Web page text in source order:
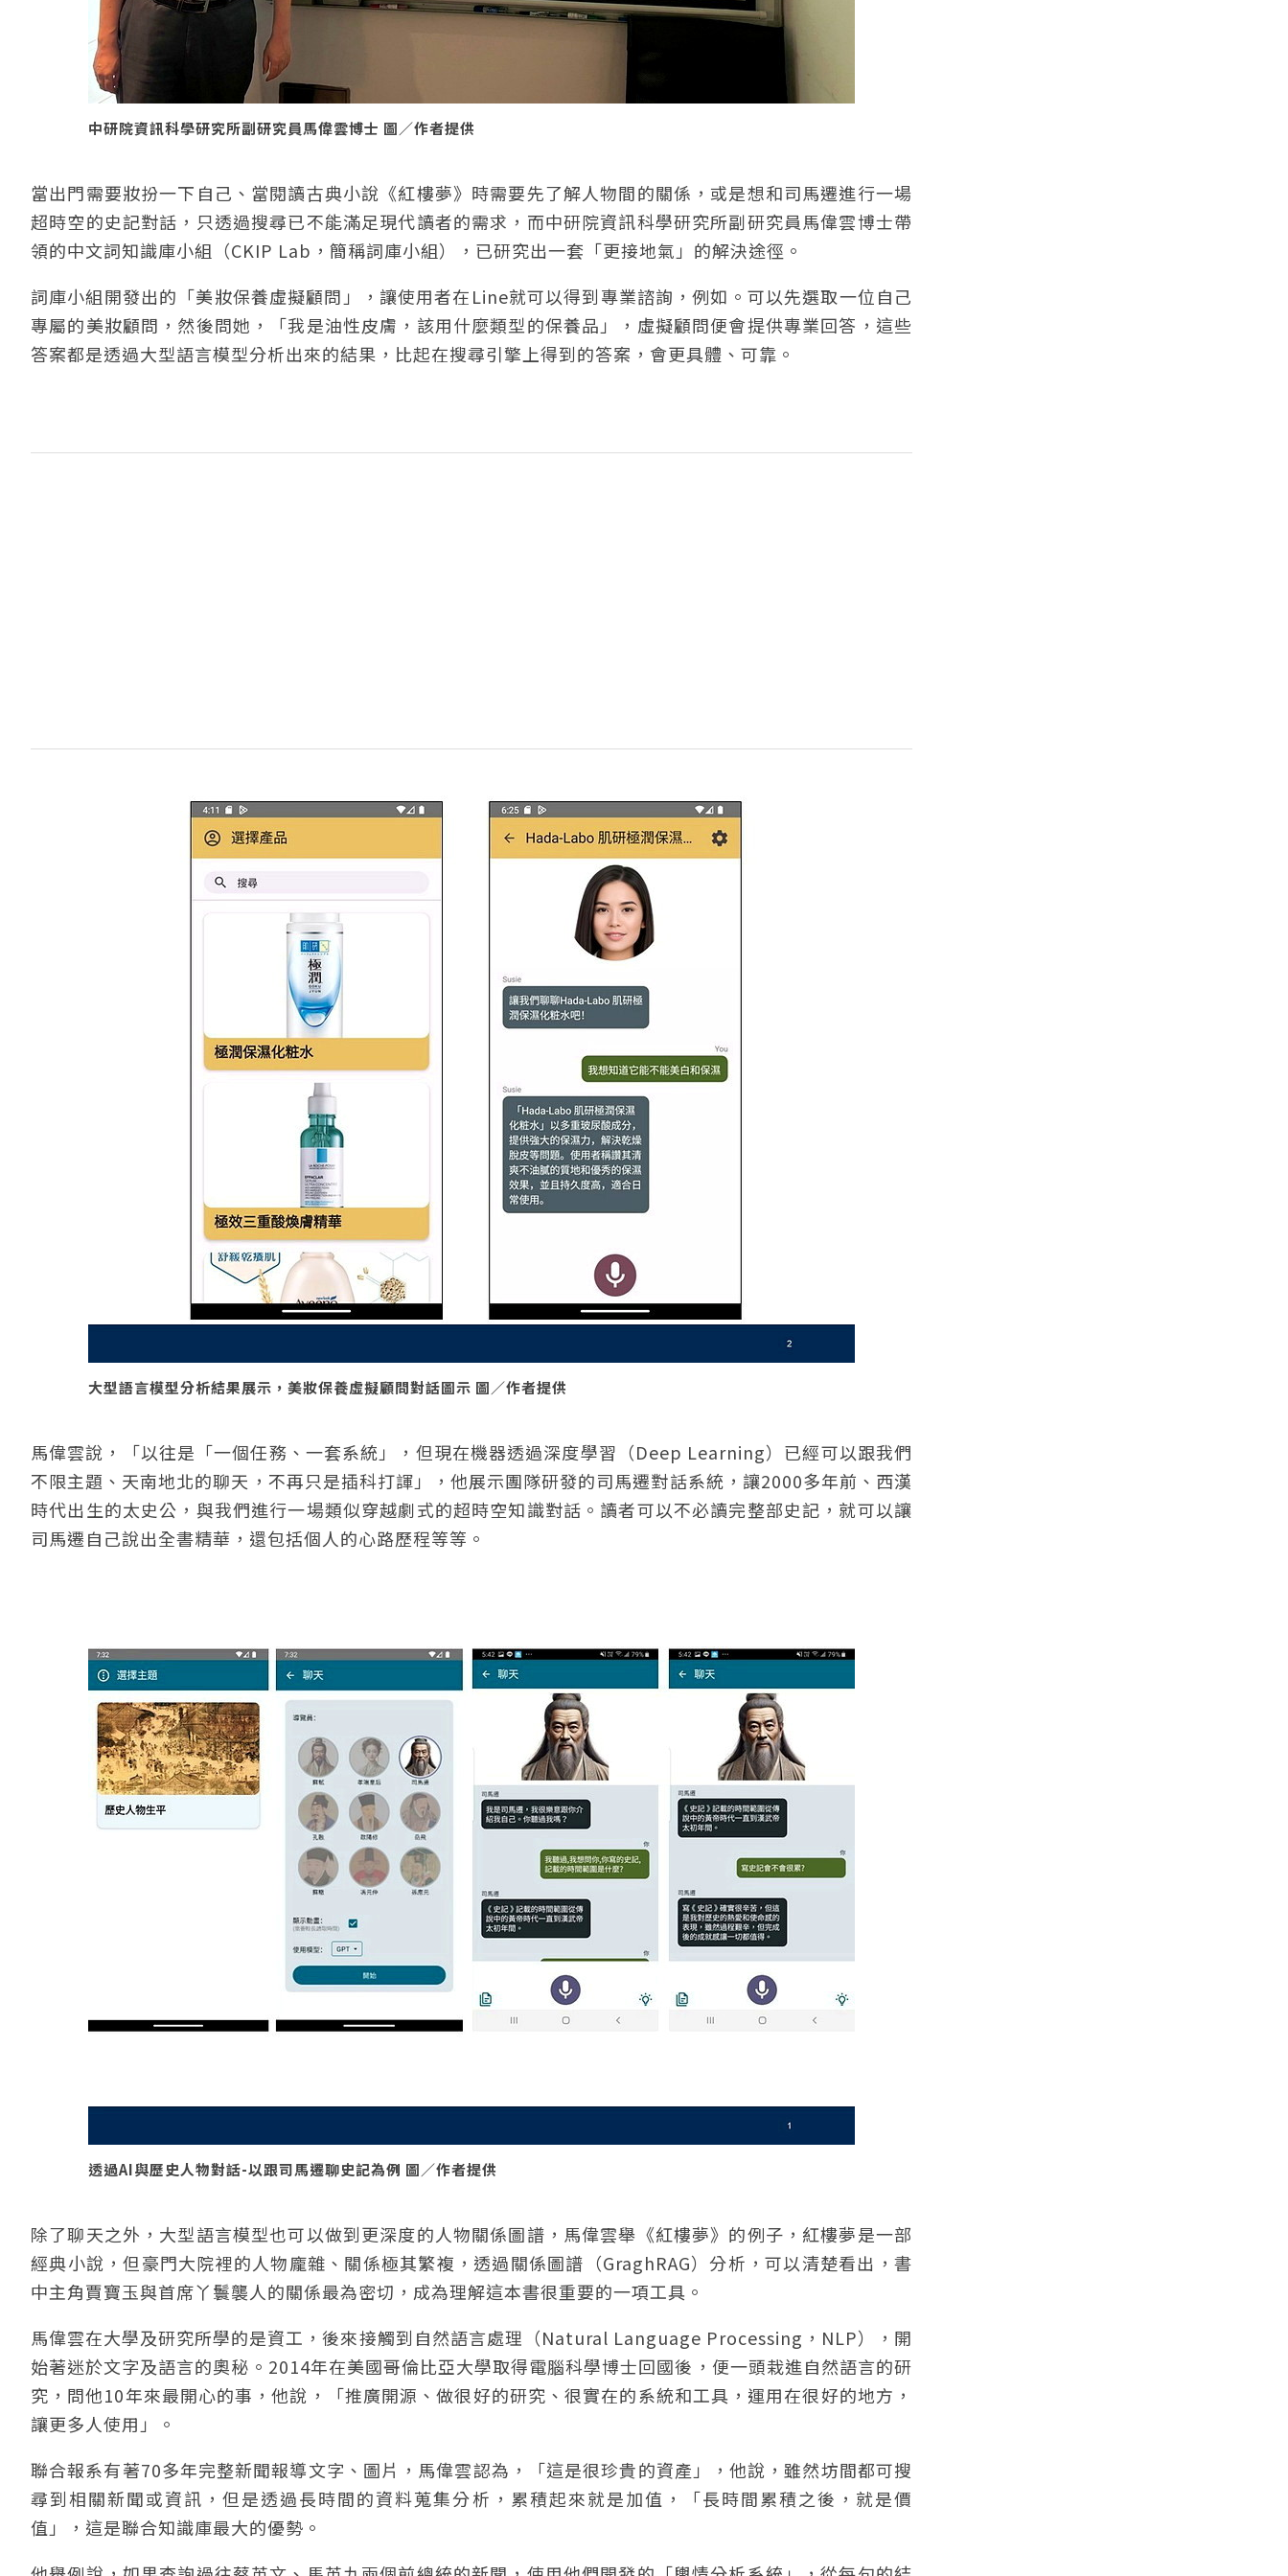
中研院資訊科學研究所副研究員馬偉雲博士 圖／作者提供
當出門需要妝扮一下自己、當閱讀古典小說《紅樓夢》時需要先了解人物間的關係，或是想和司馬遷進行一場
超時空的史記對話，只透過搜尋已不能滿足現代讀者的需求，而中研院資訊科學研究所副研究員馬偉雲博士帶
領的中文詞知識庫小組（CKIP Lab，簡稱詞庫小組），已研究出一套「更接地氣」的解決途徑。
詞庫小組開發出的「美妝保養虛擬顧問」，讓使用者在Line就可以得到專業諮詢，例如。可以先選取一位自己
專屬的美妝顧問，然後問她，「我是油性皮膚，該用什麼類型的保養品」，虛擬顧問便會提供專業回答，這些
答案都是透過大型語言模型分析出來的結果，比起在搜尋引擎上得到的答案，會更具體、可靠。
大型語言模型分析結果展示，美妝保養虛擬顧問對話圖示 圖／作者提供
馬偉雲說，「以往是「一個任務、一套系統」，但現在機器透過深度學習（Deep Learning）已經可以跟我們
不限主題、天南地北的聊天，不再只是插科打諢」，他展示團隊研發的司馬遷對話系統，讓2000多年前、西漢
時代出生的太史公，與我們進行一場類似穿越劇式的超時空知識對話。讀者可以不必讀完整部史記，就可以讓
司馬遷自己說出全書精華，還包括個人的心路歷程等等。
透過AI與歷史人物對話-以跟司馬遷聊史記為例 圖／作者提供
除了聊天之外，大型語言模型也可以做到更深度的人物關係圖譜，馬偉雲舉《紅樓夢》的例子，紅樓夢是一部
經典小說，但豪門大院裡的人物龐雜、關係極其繁複，透過關係圖譜（GraghRAG）分析，可以清楚看出，書
中主角賈寶玉與首席丫鬟襲人的關係最為密切，成為理解這本書很重要的一項工具。
馬偉雲在大學及研究所學的是資工，後來接觸到自然語言處理（Natural Language Processing，NLP），開
始著迷於文字及語言的奧秘。2014年在美國哥倫比亞大學取得電腦科學博士回國後，便一頭栽進自然語言的研
究，問他10年來最開心的事，他說，「推廣開源、做很好的研究、很實在的系統和工具，運用在很好的地方，
讓更多人使用」。
聯合報系有著70多年完整新聞報導文字、圖片，馬偉雲認為，「這是很珍貴的資產」，他說，雖然坊間都可搜
尋到相關新聞或資訊，但是透過長時間的資料蒐集分析，累積起來就是加值，「長時間累積之後，就是價
值」，這是聯合知識庫最大的優勢。